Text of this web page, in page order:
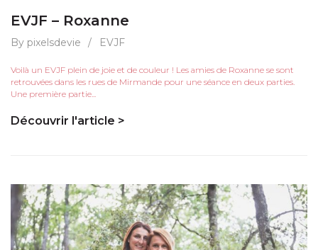
EVJF – Roxanne
By pixelsdevie / EVJF
Voilà un EVJF plein de joie et de couleur ! Les amies de Roxanne se sont
retrouvées dans les rues de Mirmande pour une séance en deux parties.
Une première partie...
Découvrir l'article >